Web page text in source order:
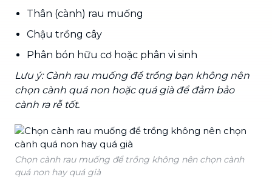
Thân (cành) rau muống
Chậu trồng cây
Phân bón hữu cơ hoặc phân vi sinh
Lưu ý: Cành rau muống để trồng bạn không nên
chọn cành quá non hoặc quá già để đảm bảo
cành ra rễ tốt.
Chọn cành rau muống để trồng không nên chọn cành
quá non hay quá già